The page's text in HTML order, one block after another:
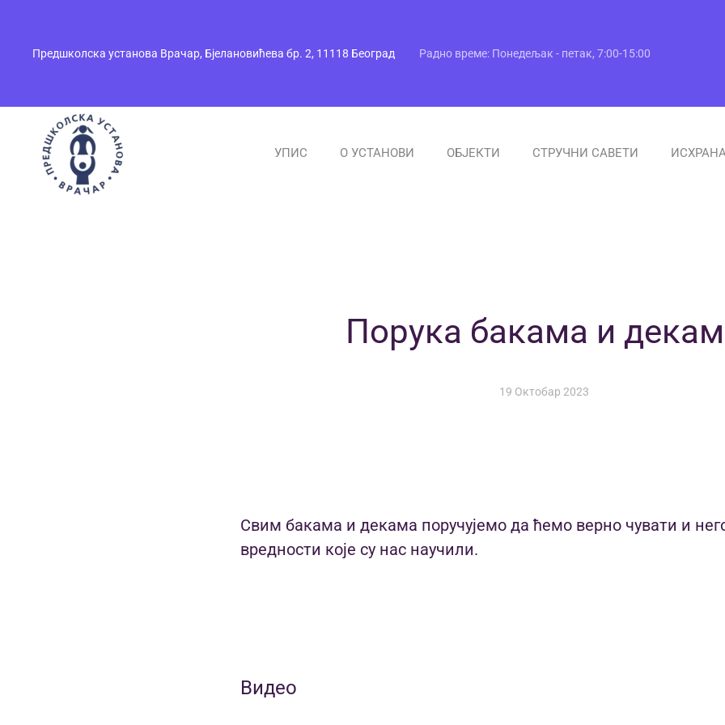
Skip to main content
Предшколска установа Врачар, Бјелановићева бр. 2, 11118 Београд Радно време: Понедељак - петак, 7:00-15:00
УПИС О УСТАНОВИ ОБЈЕКТИ СТРУЧНИ САВЕТИ ИСХРАНА
Порука бакама и
19 Октобар 2023
Свим бакама и декама поручујемо да ћемо верно чувати и
вредности које су нас научили.
Видео